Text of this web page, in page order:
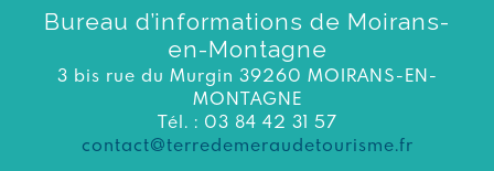
Bureau d’informations de Moirans-
en-Montagne
3 bis rue du Murgin 39260 MOIRANS-EN-
MONTAGNE
Tél. : 03 84 42 31 57
contact@terredemeraudetourisme.fr